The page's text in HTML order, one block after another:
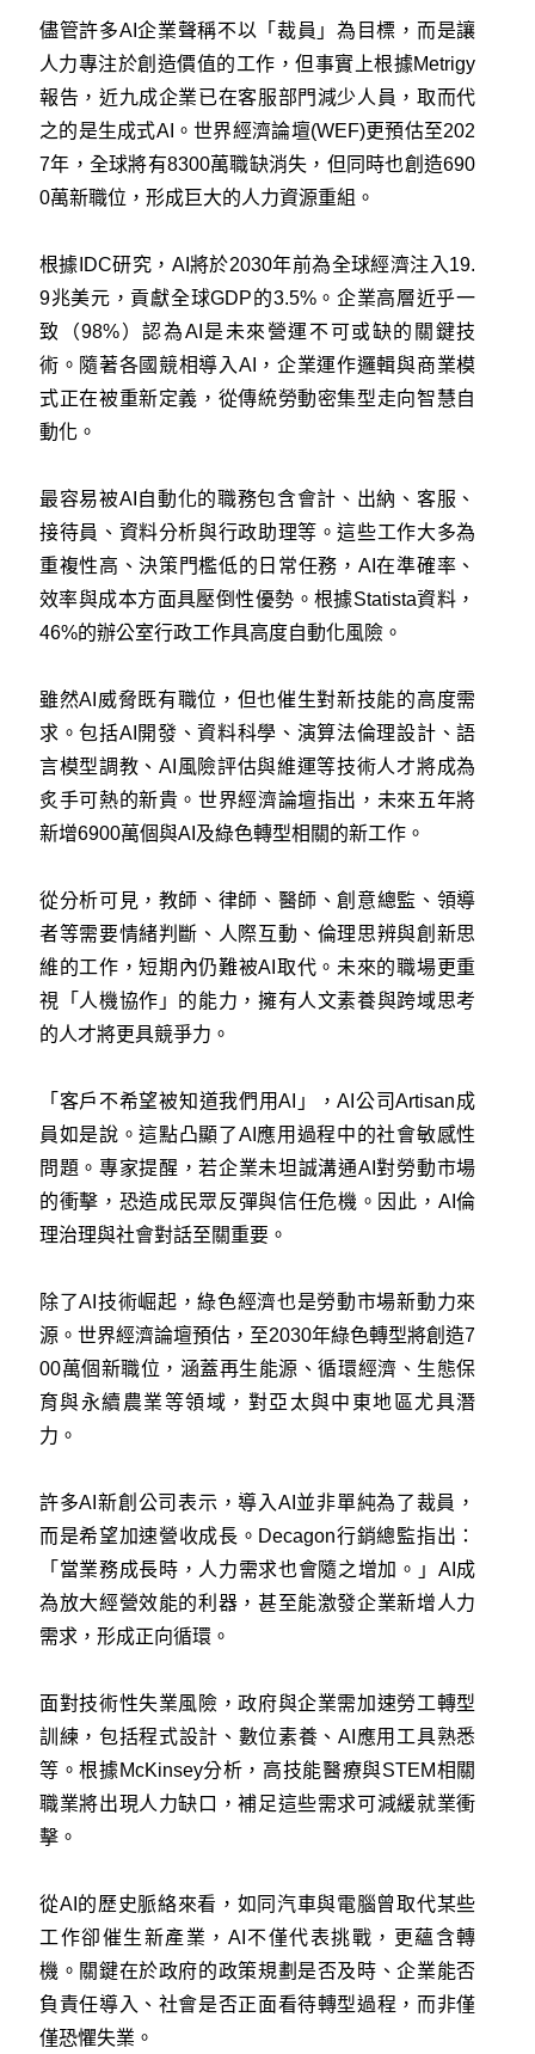
儘管許多AI企業聲稱不以「裁員」為目標，而是讓
人力專注於創造價值的工作，但事實上根據Metrigy
報告，近九成企業已在客服部門減少人員，取而代
之的是生成式AI。世界經濟論壇(WEF)更預估至202
7年，全球將有8300萬職缺消失，但同時也創造690
0萬新職位，形成巨大的人力資源重組。
根據IDC研究，AI將於2030年前為全球經濟注入19.
9兆美元，貢獻全球GDP的3.5%。企業高層近乎一
致（98%）認為AI是未來營運不可或缺的關鍵技
術。隨著各國競相導入AI，企業運作邏輯與商業模
式正在被重新定義，從傳統勞動密集型走向智慧自
動化。
最容易被AI自動化的職務包含會計、出納、客服、
接待員、資料分析與行政助理等。這些工作大多為
重複性高、決策門檻低的日常任務，AI在準確率、
效率與成本方面具壓倒性優勢。根據Statista資料，
46%的辦公室行政工作具高度自動化風險。
雖然AI威脅既有職位，但也催生對新技能的高度需
求。包括AI開發、資料科學、演算法倫理設計、語
言模型調教、AI風險評估與維運等技術人才將成為
炙手可熱的新貴。世界經濟論壇指出，未來五年將
新增6900萬個與AI及綠色轉型相關的新工作。
從分析可見，教師、律師、醫師、創意總監、領導
者等需要情緒判斷、人際互動、倫理思辨與創新思
維的工作，短期內仍難被AI取代。未來的職場更重
視「人機協作」的能力，擁有人文素養與跨域思考
的人才將更具競爭力。
「客戶不希望被知道我們用AI」，AI公司Artisan成
員如是說。這點凸顯了AI應用過程中的社會敏感性
問題。專家提醒，若企業未坦誠溝通AI對勞動市場
的衝擊，恐造成民眾反彈與信任危機。因此，AI倫
理治理與社會對話至關重要。
除了AI技術崛起，綠色經濟也是勞動市場新動力來
源。世界經濟論壇預估，至2030年綠色轉型將創造7
00萬個新職位，涵蓋再生能源、循環經濟、生態保
育與永續農業等領域，對亞太與中東地區尤具潛
力。
許多AI新創公司表示，導入AI並非單純為了裁員，
而是希望加速營收成長。Decagon行銷總監指出：
「當業務成長時，人力需求也會隨之增加。」AI成
為放大經營效能的利器，甚至能激發企業新增人力
需求，形成正向循環。
面對技術性失業風險，政府與企業需加速勞工轉型
訓練，包括程式設計、數位素養、AI應用工具熟悉
等。根據McKinsey分析，高技能醫療與STEM相關
職業將出現人力缺口，補足這些需求可減緩就業衝
擊。
從AI的歷史脈絡來看，如同汽車與電腦曾取代某些
工作卻催生新產業，AI不僅代表挑戰，更蘊含轉
機。關鍵在於政府的政策規劃是否及時、企業能否
負責任導入、社會是否正面看待轉型過程，而非僅
僅恐懼失業。